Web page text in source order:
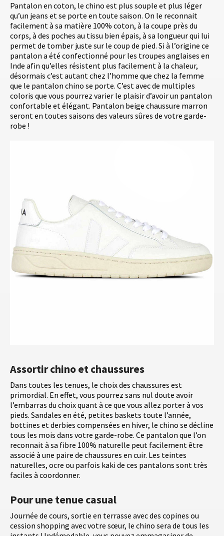
Pantalon en coton, le chino est plus souple et plus léger
qu’un jeans et se porte en toute saison. On le reconnait
facilement à sa matière 100% coton, à la coupe près du
corps, à des poches au tissu bien épais, à sa longueur qui lui
permet de tomber juste sur le coup de pied. Si à l’origine ce
pantalon a été confectionné pour les troupes anglaises en
Inde afin qu’elles résistent plus facilement à la chaleur,
désormais c’est autant chez l’homme que chez la femme
que le pantalon chino se porte. C’est avec de multiples
coloris que vous pourrez varier le plaisir d’avoir un pantalon
confortable et élégant. Pantalon beige chaussure marron
seront en toutes saisons des valeurs sûres de votre garde-
robe !
Assortir chino et chaussures
Dans toutes les tenues, le choix des chaussures est
primordial. En effet, vous pourrez sans nul doute avoir
l’embarras du choix quant à ce que vous allez porter à vos
pieds. Sandales en été, petites baskets toute l’année,
bottines et derbies compensées en hiver, le chino se décline
tous les mois dans votre garde-robe. Ce pantalon que l’on
reconnait à sa fibre 100% naturelle peut facilement être
associé à une paire de chaussures en cuir. Les teintes
naturelles, ocre ou parfois kaki de ces pantalons sont très
faciles à coordonner.
Pour une tenue casual
Journée de cours, sortie en terrasse avec des copines ou
cession shopping avec votre sœur, le chino sera de tous les